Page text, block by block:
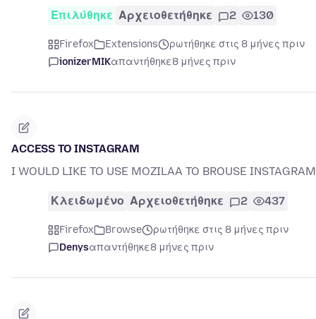
Επιλύθηκε Αρχειοθετήθηκε 2 130
Firefox Extensions
ρωτήθηκε στις 8 μήνες πριν
ionizerMIKαπαντήθηκε8 μήνες πριν
ACCESS TO INSTAGRAM
I WOULD LIKE TO USE MOZILAA TO BROUSE INSTAGRAM
Κλειδωμένο Αρχειοθετήθηκε 2 437
Firefox Browse
ρωτήθηκε στις 8 μήνες πριν
Denysαπαντήθηκε8 μήνες πριν